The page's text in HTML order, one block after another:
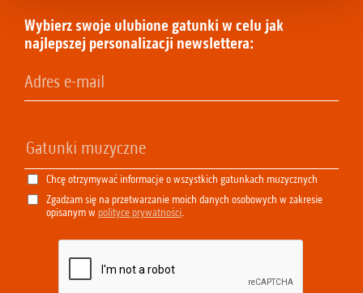
Wybierz swoje ulubione gatunki w celu jak
najlepszej personalizacji newslettera:
Chcę otrzymywać informacje o wszystkich gatunkach muzycznych
Zgadzam się na przetwarzanie moich danych osobowych w zakresie
opisanym w polityce prywatności.